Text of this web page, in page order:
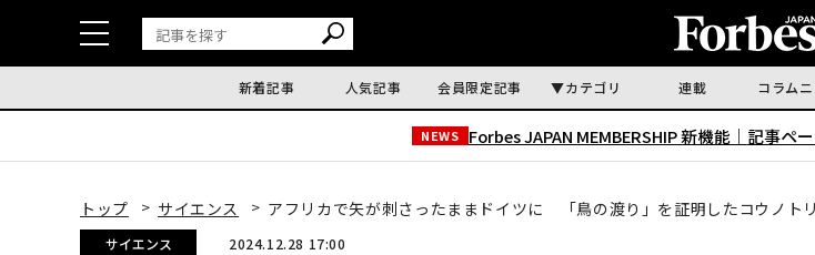
新着記事 人気記事 会員限定記事 カテゴリ 連載 コラム
NEWS Forbes JAPAN MEMBERSHIP 新機能｜ 記事ペ
トップ サイエンス アフリカで矢が刺さったままドイツに 「鳥の渡り」を証明したコウノトリ
サイエンス 2024.12.28 17:00